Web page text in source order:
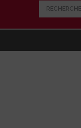
RECHERCHE